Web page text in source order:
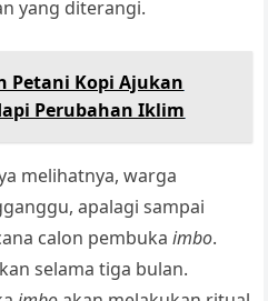
yang diterangi.
Petani Kopi Ajukan
Perubahan Iklim
melihatnya, warga
apalagi sampai
calon pembukaimbo.
selama tiga bulan.